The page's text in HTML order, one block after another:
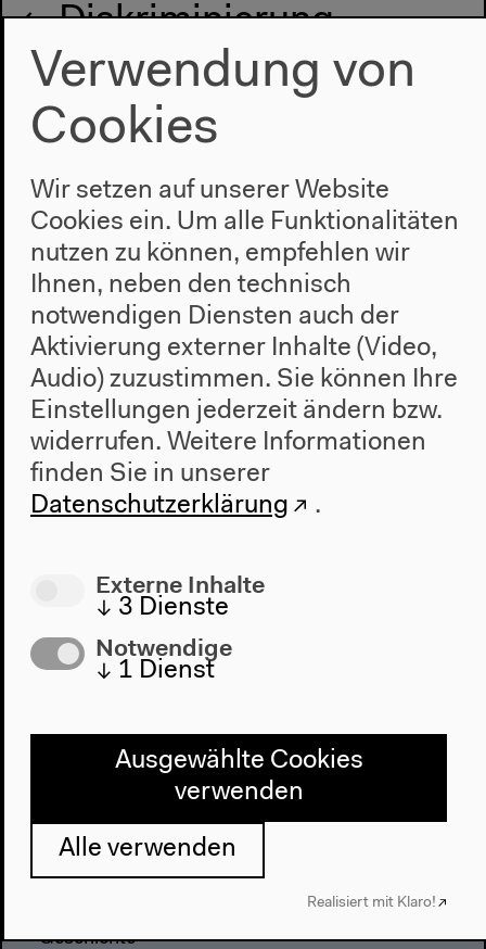
Diskriminierung
entgegentreten
Students‘ Day
Das Neue Alphabet
Das Anthropozän am HKW
Haus
Über uns
Geschichte
Verwendung von
Cookies
Wir setzen auf unserer Website
Cookies ein. Um alle Funktionalitäten
nutzen zu können, empfehlen wir
Ihnen, neben den technisch
notwendigen Diensten auch der
Aktivierung externer Inhalte (Video,
Audio) zuzustimmen. Sie können Ihre
Einstellungen jederzeit ändern bzw.
widerrufen. Weitere Informationen
finden Sie in unserer
Datenschutzerklärung
.
Externe Inhalte
↓ 3 Dienste
Notwendige
↓ 1 Dienst
Ausgewählte Cookies
verwenden
Alle verwenden
Realisiert mit Klaro!